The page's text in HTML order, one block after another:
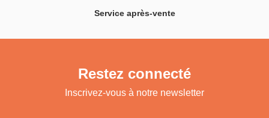
Service après-vente
Restez connecté
Inscrivez-vous à notre newsletter